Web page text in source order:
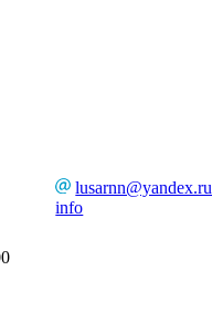
lusarnn@yandex.ru
info